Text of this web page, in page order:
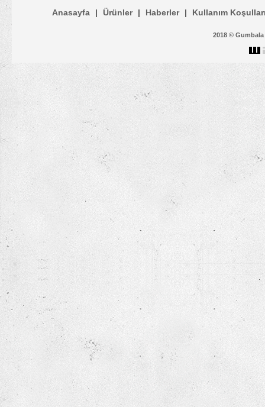
Anasayfa | Ürünler | Haberler | Kullanım
2018 © Gumbala